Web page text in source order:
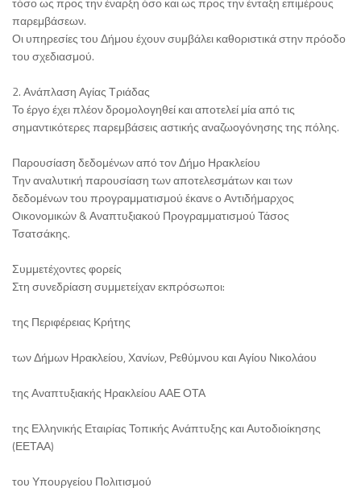
παρεμβάσεων.
Οι υπηρεσίες του Δήμου έχουν συμβάλει καθοριστικά στην πρόοδο
του σχεδιασμού.
2. Ανάπλαση Αγίας Τριάδας
Το έργο έχει πλέον δρομολογηθεί και αποτελεί μία από τις
σημαντικότερες παρεμβάσεις αστικής αναζωογόνησης της πόλης.
Παρουσίαση δεδομένων από τον Δήμο Ηρακλείου
Την αναλυτική παρουσίαση των αποτελεσμάτων και των
δεδομένων του προγραμματισμού έκανε ο Αντιδήμαρχος
Οικονομικών & Αναπτυξιακού Προγραμματισμού Τάσος
Τσατσάκης.
Συμμετέχοντες φορείς
Στη συνεδρίαση συμμετείχαν εκπρόσωποι:
της Περιφέρειας Κρήτης
των Δήμων Ηρακλείου, Χανίων, Ρεθύμνου και Αγίου Νικολάου
της Αναπτυξιακής Ηρακλείου ΑΑΕ ΟΤΑ
της Ελληνικής Εταιρίας Τοπικής Ανάπτυξης και Αυτοδιοίκησης
(ΕΕΤΑΑ)
του Υπουργείου Πολιτισμού